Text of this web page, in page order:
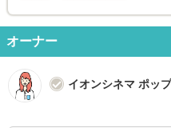
オーナー
イオンシネマ ポッ